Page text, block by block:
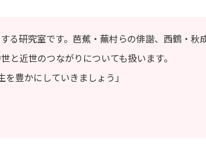
る研究室です。芭蕉・蕪村らの俳諧、西鶴・
と近世のつながりについても扱います。
を豊かにしていきましょう」